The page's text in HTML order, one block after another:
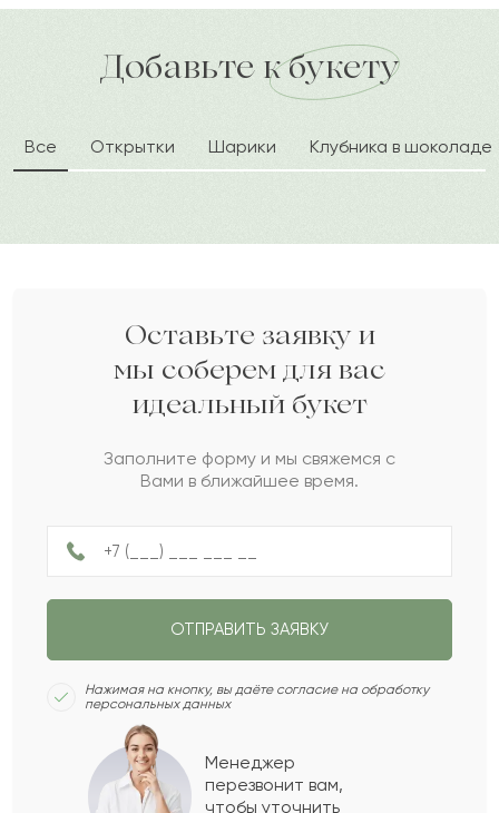
доставка по городу в течение часа
А 2022-09-17
Асылша
2022-07-08
С 2022-06-20
Сапарбек
И 2022-05-24
Исажан
2022-05-16
Абылай
2022-02-01
Алексей
Панкрат
О Орзия
Екатерина
Показать еще
Добавьте к букету
Все Открытки Шарики Клубника в шоколаде
Оставьте заявку и
мы соберем для вас
идеальный букет
Заполните форму и мы свяжемся с
Вами в ближайшее время.
ОТПРАВИТЬ ЗАЯВКУ
Нажимая на кнопку, вы даёте согласие на обработку
персональных данных
Менеджер
перезвонит вам,
чтобы уточнить